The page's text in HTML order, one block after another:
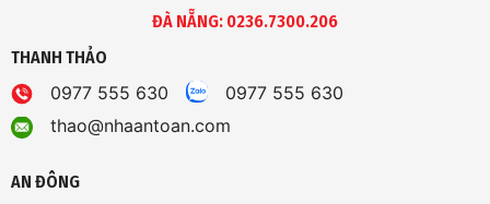
ĐÀ NẴNG: 0236.7300.206
THANH THẢO
0977 555 630
0977 555 630
thao@nhaantoan.com
AN ĐÔNG